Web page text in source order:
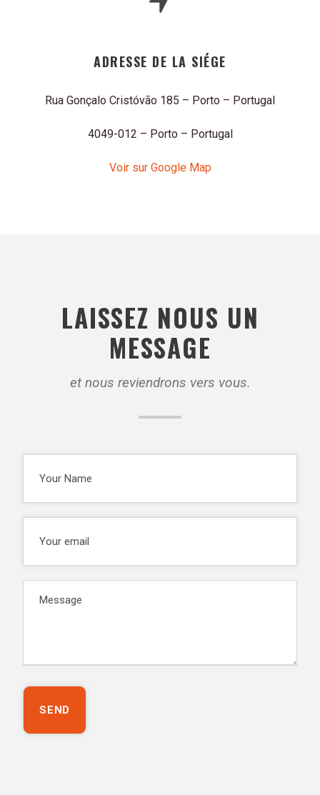
ADRESSE DE LA SIÉGE
Rua Gonçalo Cristóvão 185 – Porto – Portugal
4049-012 – Porto – Portugal
Voir sur Google Map
LAISSEZ NOUS UN
MESSAGE
et nous reviendrons vers vous.